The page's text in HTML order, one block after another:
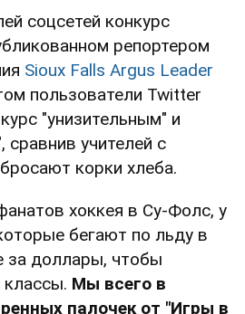
соцсетей конкурс
репортером
Sioux Falls Argus Leader
пользователи Twitter
"унизительным" и
сравнив учителей с
корки хлеба.
хоккея в Су-Фолс, у
бегают по льду в
за доллары, чтобы
Мы всего в
палочек от "Игры в